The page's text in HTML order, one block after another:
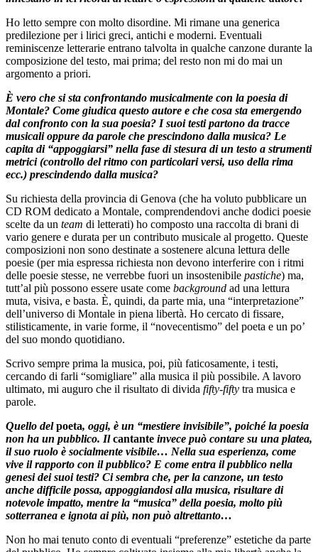
Ho letto sempre con molto disordine. Mi rimane una generica
predilezione per i lirici greci, antichi e moderni. Eventuali
reminiscenze letterarie entrano talvolta in qualche canzone durante la
composizione del testo, mai prima; del resto non mi do mai un
argomento a priori.
È vero che si sta confrontando musicalmente con la poesia di
Montale? Come giudica questo autore e che cosa sta emergendo
dal confronto con la sua poesia? I suoi testi partono da tracce
musicali oppure da parole che prescindono dalla musica? Le
capita di “appoggiarsi” nella fase di stesura di un testo a strumenti
metrici (controllo del ritmo con particolari versi, uso della rima
ecc.) prescindendo dalla musica?
Su richiesta della provincia di Genova (che ha voluto pubblicare un
CD ROM dedicato a Montale, comprendendovi anche dodici poesie
scelte da un team di letterati) ho composto una raccolta di brani di
vario genere e durata per un contributo musicale al progetto. Queste
composizioni non sono destinate a sostenere alcuna lettura delle
poesie (per mia espressa richiesta non devono interferire con i ritmi
delle poesie stesse, ne verrebbe fuori un insostenibile pastiche) ma,
tutt’al più possono essere usate come background ad una lettura
muta, visiva, e basta. È, quindi, da parte mia, una “interpretazione”
dell’universo di Montale in piena libertà. Ho cercato di fissare,
stilisticamente, in varie forme, il “novecentismo” del poeta e un po’
del suo mondo quotidiano.
Scrivo sempre prima la musica, poi, più faticosamente, i testi,
cercando di farli “somigliare” alla musica il più possibile. A lavoro
ultimato, mi auguro che il risultato di divida fifty-fifty tra musica e
parole.
Quello delpoeta, oggi, è un “mestiere invisibile”, poiché la poesia
non ha un pubblico. Ilcantante invece può contare su una platea,
il suo ruolo è socialmente visibile… Nella sua esperienza, come
vive il rapporto con il pubblico? E come entra il pubblico nella
genesi dei suoi testi? Ci sembra che, per la canzone, un testo
anche difficile possa, appoggiandosi alla musica, risultare di
notevole impatto, mentre la “musica” della poesia, molto più
sotterranea e ignota ai più, non può altrettanto…
Non ho mai tenuto conto di eventuali “preferenze” estetiche da parte